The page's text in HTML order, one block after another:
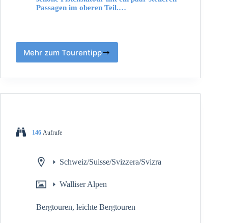
Passagen im oberen Teil.…
Mehr zum Tourentipp
146 Aufrufe
Schweiz/Suisse/Svizzera/Svizra
Walliser Alpen
Bergtouren, leichte Bergtouren